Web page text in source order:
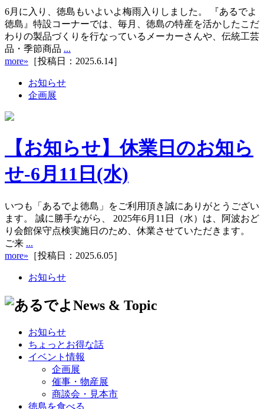
6月に入り、徳島もいよいよ梅雨入りしました。 『あるでよ
徳島』特設コーナーでは、毎月、徳島の特産を活かしたこだ
わりの製品づくりを行なっているメーカーさんや、伝統工芸
品・季節商品 ...
more» ［投稿日：2025.6.14］
お知らせ
企画展
【お知らせ】休業日のお知ら
せ-6月11日(水)
いつも「あるでよ徳島」をご利用頂き誠にありがとうござい
ます。 誠に勝手ながら、 2025年6月11日（水）は、阿波おど
り会館保守点検実施日のため、休業させていただきます。
ご来 ...
more» ［投稿日：2025.6.05］
お知らせ
お知らせ
ちょっとお得な話
イベント情報
企画展
催事・物産展
商談会・見本市
徳島を食べる